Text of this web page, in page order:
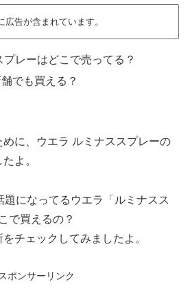
広告が含まれています。
プレーはどこで売ってる？
でも買える？
に、ウエラ ルミナススプレーの
よ。
になってるウエラ「ルミナスス
で買えるの？
チェックしてみましたよ。
ポンサーリンク